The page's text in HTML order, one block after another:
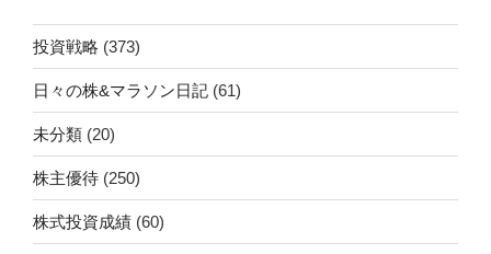
投資戦略 (373)
日々の株&マラソン日記 (61)
未分類 (20)
株主優待 (250)
株式投資成績 (60)